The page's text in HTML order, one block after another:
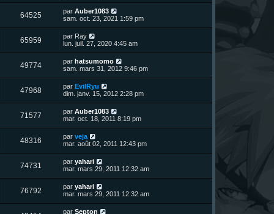
u
s
i
e
r
m
e
s
s
a
g
e
64525V
u
s
D
e
i
e
r
m
e
s
s
a
g
e
par Auber1083
sam. oct. 23, 2021 1:59 pm
65959V
u
s
D
e
i
e
r
m
e
s
s
a
g
e
par Ray
lun. juil. 27, 2020 4:45 am
49774V
u
s
D
e
i
e
r
m
e
s
s
a
g
e
par hatsumomo
sam. mars 31, 2012 9:46 pm
47968V
u
s
D
e
i
e
r
m
e
s
s
a
g
e
par EvilRyu
dim. janv. 15, 2012 2:28 pm
71577V
u
D
e
i
e
r
m
e
s
s
a
g
e
par Auber1083
mar. oct. 18, 2011 8:19 pm
48316V
u
s
D
e
i
e
r
m
e
s
s
par veja
mar. août 02, 2011 12:43 pm
74731
u
D
e
i
e
r
m
par yahari
mar. mars 29, 2011 12:32 am
76792V
u
D
e
par yahari
mar. mars 29, 2011 12:32 am
D
par Septon